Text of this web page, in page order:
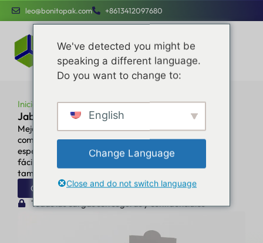
leo@bonitopak.com +8613412097680
Inicio Industrias Jabón
Jabón
Mejore su eficacia operativa, optimice costes y
compromisos de marca con servicios
específicos diseñados para ser sencillos y
fáciles de usar para empresas de todos los
tamaños.
Obtenga un presupuesto instantáneo
Todas las cargas son seguras y confidenciales
We've detected you might be
speaking a different language.
Do you want to change to:
English
Change Language
Close and do not switch language